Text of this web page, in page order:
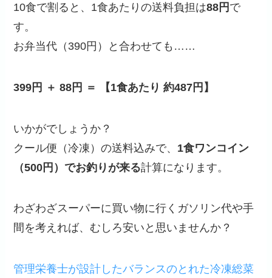
10食で割ると、1食あたりの送料負担は88円 で
す。
お弁当代（390円）と合わせても……
399円 ＋ 88円 ＝ 【1食あたり 約487円】
いかがでしょうか？
クール便（冷凍）の送料込みで、 1食ワンコイン
（500円）でお釣りが来る計算になります。
わざわざスーパーに買い物に行くガソリン代や手
間を考えれば、むしろ安いと思いませんか？
管理栄養士が設計したバランスのとれた冷凍総菜